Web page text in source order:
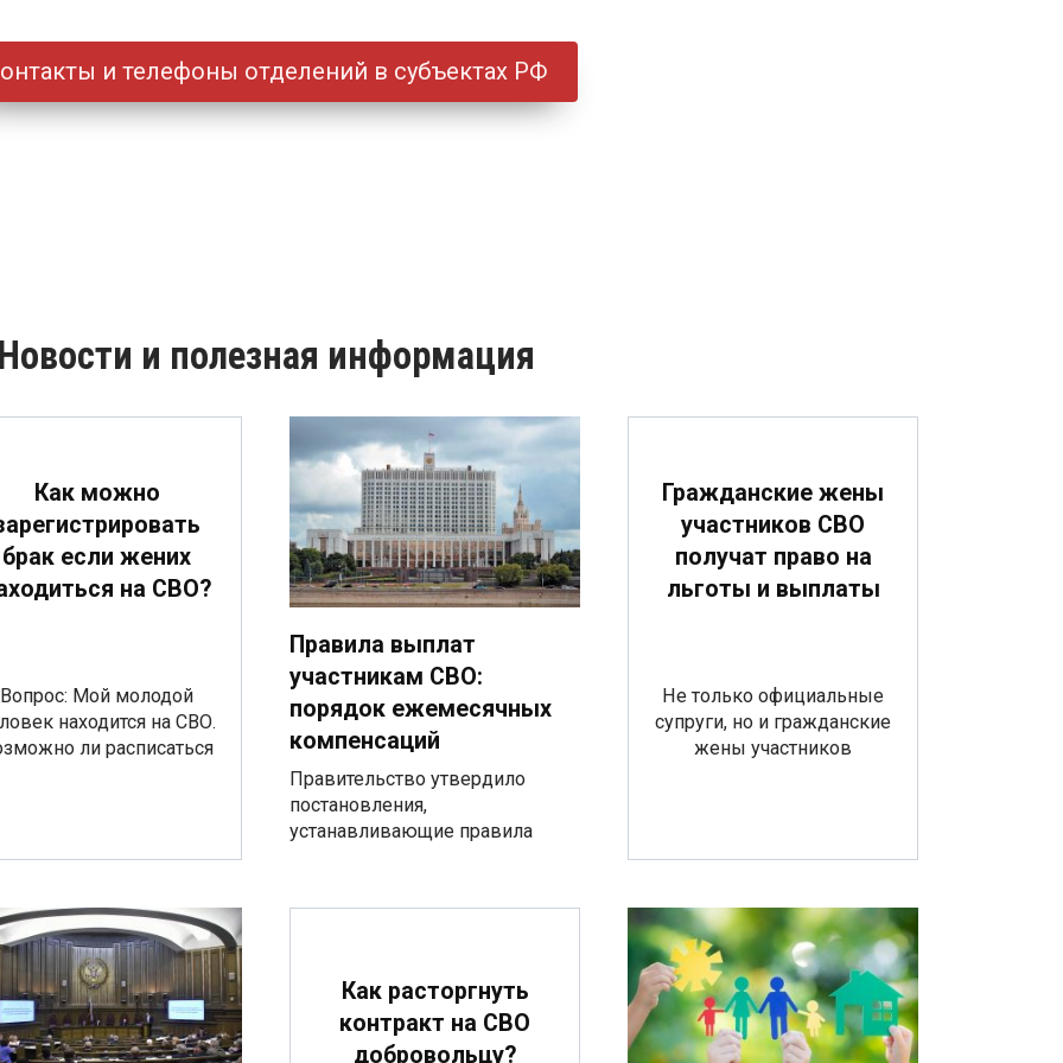
и телефоны отделений в субъектах РФ
и полезная информация
Как можно
брак если жених
на СВО?
Вопрос: Мой молодой
находится на СВО.
ли расписаться
Правила выплат
участникам СВО:
порядок ежемесячных
компенсаций
Правительство утвердило
постановления,
устанавливающие правила
Гражданские жены
участников СВО
получат право на
льготы и выплаты
Не только официальные
супруги, но и гражданские
жены участников
Как расторгнуть
контракт на СВО
добровольцу?